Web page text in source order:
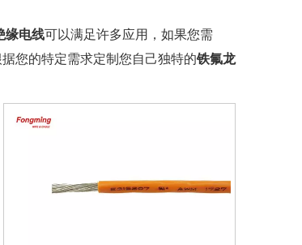
缘电线可以满足许多应用，如果您需
您的特定需求定制您自己独特的铁氟龙